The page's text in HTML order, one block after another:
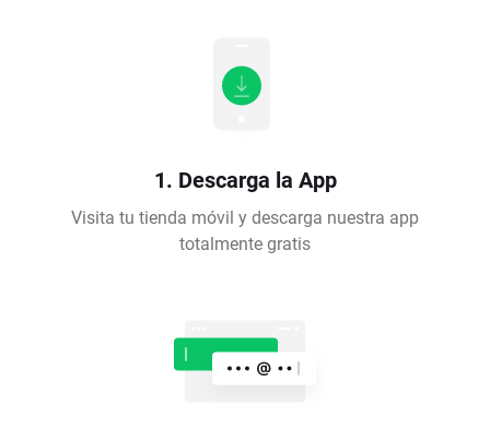
1. Descarga la App
Visita tu tienda móvil y descarga nuestra app
totalmente gratis